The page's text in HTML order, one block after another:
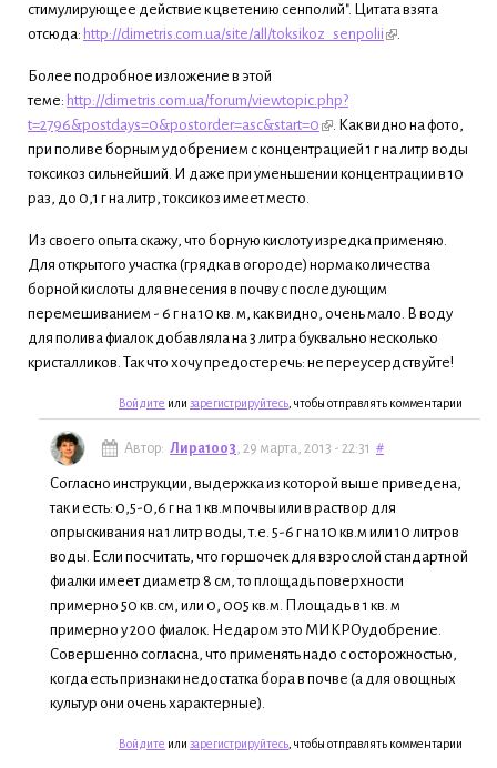
стимулирующее действие к цветению сенполий". Цитата взята
отсюда: http://dimetris.com.ua/site/all/toksikoz_senpolii .
Более подробное изложение в этой
теме: http://dimetris.com.ua/forum/viewtopic.php?
t=2796&postdays=0&postorder=asc&start=0
. Как видно на фото,
при поливе борным удобрением с концентрацией 1 г на литр воды
токсикоз сильнейший. И даже при уменьшении концентрации в 10
раз, до 0,1 г на литр, токсикоз имеет место.
Из своего опыта скажу, что борную кислоту изредка применяю.
Для открытого участка (грядка в огороде) норма количества
борной кислоты для внесения в почву с последующим
перемешиванием - 6 г на 10 кв. м, как видно, очень мало. В воду
для полива фиалок добавляла на 3 литра буквально несколько
кристалликов. Так что хочу предостеречь: не переусердствуйте!
Войдите или зарегистрируйтесь, чтобы отправлять комментарии
Автор: Лира1003, 29 марта, 2013 - 22:31 #
Согласно инструкции, выдержка из которой выше приведена,
так и есть: 0,5-0,6 г на 1 кв.м почвы или в раствор для
опрыскивания на 1 литр воды, т.е. 5-6 г на 10 кв.м или 10 литров
воды. Если посчитать, что горшочек для взрослой стандартной
фиалки имеет диаметр 8 см, то площадь поверхности
примерно 50 кв.см, или 0, 005 кв.м. Площадь в 1 кв. м
примерно у 200 фиалок. Недаром это МИКРОудобрение.
Совершенно согласна, что применять надо с осторожностью,
когда есть признаки недостатка бора в почве (а для овощных
культур они очень характерные).
Войдите или зарегистрируйтесь, чтобы отправлять комментарии